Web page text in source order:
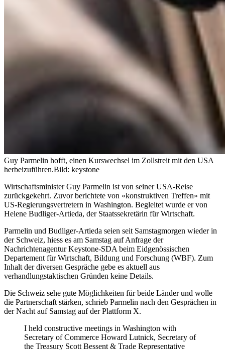
Guy Parmelin hofft, einen Kurswechsel im Zollstreit mit den USA
herbeizuführen.Bild: keystone
Wirtschaftsminister Guy Parmelin ist von seiner USA-Reise
zurückgekehrt. Zuvor berichtete von «konstruktiven Treffen» mit
US-Regierungsvertretern in Washington. Begleitet wurde er von
Helene Budliger-Artieda, der Staatssekretärin für Wirtschaft.
Parmelin und Budliger-Artieda seien seit Samstagmorgen wieder in
der Schweiz, hiess es am Samstag auf Anfrage der
Nachrichtenagentur Keystone-SDA beim Eidgenössischen
Departement für Wirtschaft, Bildung und Forschung (WBF). Zum
Inhalt der diversen Gespräche gebe es aktuell aus
verhandlungstaktischen Gründen keine Details.
Die Schweiz sehe gute Möglichkeiten für beide Länder und wolle
die Partnerschaft stärken, schrieb Parmelin nach den Gesprächen in
der Nacht auf Samstag auf der Plattform X.
I held constructive meetings in Washington with
Secretary of Commerce Howard Lutnick, Secretary of
the Treasury Scott Bessent & Trade Representative